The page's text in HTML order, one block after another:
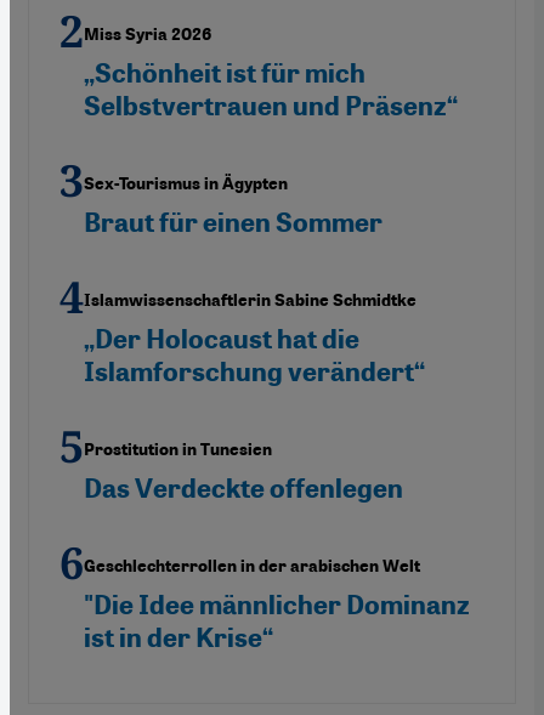
Miss Syria 2026
„Schönheit ist für mich
Selbstvertrauen und Präsenz“
Sex-Tourismus in Ägypten
Braut für einen Sommer
Islamwissenschaftlerin Sabine Schmidtke
„Der Holocaust hat die
Islamforschung verändert“
Prostitution in Tunesien
Das Verdeckte offenlegen
Geschlechterrollen in der arabischen Welt
"Die Idee männlicher Dominanz
ist in der Krise“